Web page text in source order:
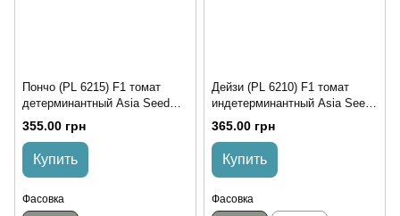
Пончо (PL 6215) F1 томат
детерминантный Asia Seed
500 семян
355.00 грн
Купить
Фасовка
Дейзи (PL 6210) F1 томат
индетерминантный Asia Seed
100 семян
365.00 грн
Купить
Фасовка